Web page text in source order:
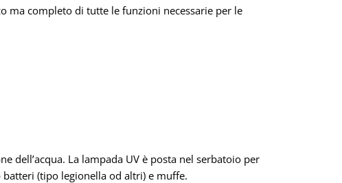
ma completo di tutte le funzioni necessarie per le
dell’acqua. La lampada UV è posta nel serbatoio per
(tipo legionella od altri) e muffe.